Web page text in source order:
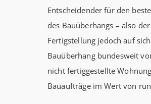
Entscheidender für den
des Bauüberhangs – also
Fertigstellung jedoch auf
Bauüberhang bundesweit
nicht fertiggestellte
Bauaufträge im Wert von